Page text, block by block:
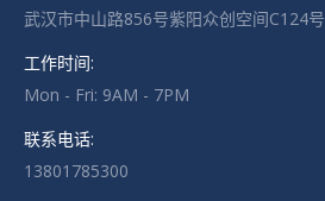
武汉市中山路856号紫阳众创空间C124号
工作时间:
Mon - Fri: 9AM - 7PM
联系电话:
13801785300